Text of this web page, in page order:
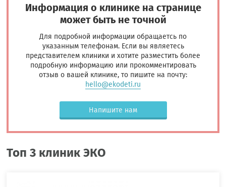
Информация о клинике на странице
может быть не точной
Для подробной информации обращаетсь по
указанным телефонам. Если вы являетесь
представителем клиники и хотите разместить более
подробную информацию или прокомментировать
отзыв о вашей клинике, то пишите на почту:
hello@ekodeti.ru
Напишите нам
Топ 3 клиник ЭКО